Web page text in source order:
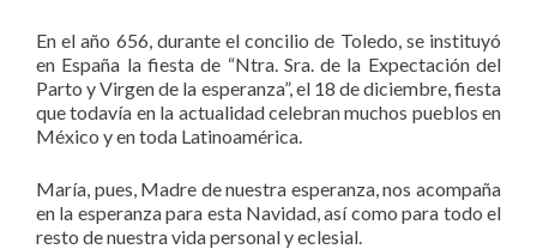
En el año 656, durante el concilio de Toledo, se instituyó
en España la fiesta de “Ntra. Sra. de la Expectación del
Parto y Virgen de la esperanza”, el 18 de diciembre, fiesta
que todavía en la actualidad celebran muchos pueblos en
México y en toda Latinoamérica.
María, pues, Madre de nuestra esperanza, nos acompaña
en la esperanza para esta Navidad, así como para todo el
resto de nuestra vida personal y eclesial.